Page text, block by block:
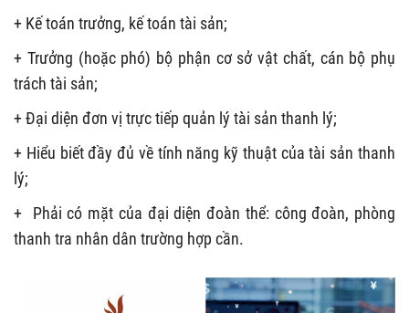
+ Kế toán trưởng, kế toán tài sản;
+ Trưởng (hoặc phó) bộ phận cơ sở vật chất, cán bộ phụ
trách tài sản;
+ Đại diện đơn vị trực tiếp quản lý tài sản thanh lý;
+ Hiểu biết đầy đủ về tính năng kỹ thuật của tài sản thanh
lý;
+ Phải có mặt của đại diện đoàn thể: công đoàn, phòng
thanh tra nhân dân trường hợp cần.